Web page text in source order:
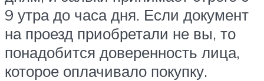
9 утра до часа дня. Если документ
на проезд приобретали не вы, то
понадобится доверенность лица,
которое оплачивало покупку.